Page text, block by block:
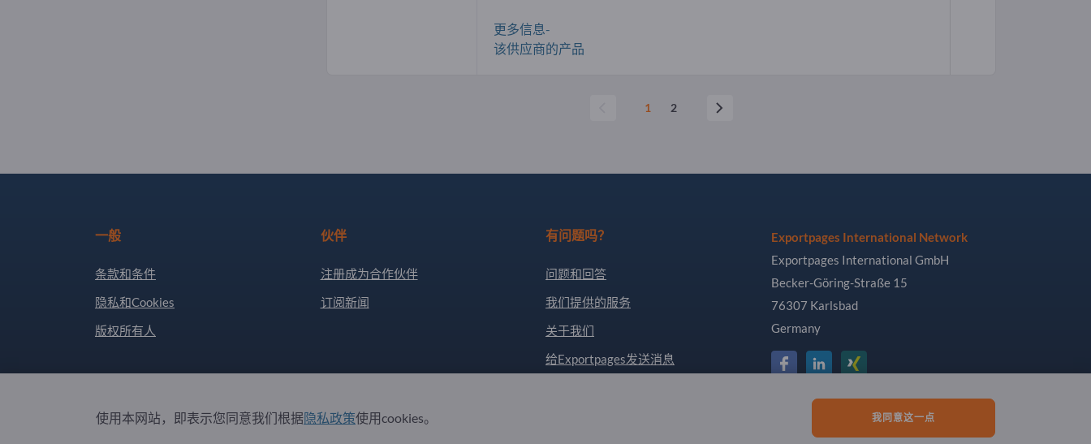
更多信息-
该供应商的产品
1 2
一般
条款和条件
隐私和Cookies
版权所有人
伙伴
注册成为合作伙伴
订阅新闻
有问题吗？
问题和回答
我们提供的服务
关于我们
给Exportpages发送消息
Exportpages International Network
Exportpages International GmbH
Becker-Göring-Straße 15
76307 Karlsbad
Germany
Copyright © 2026 Exportpages International GmbH. All Rights Reserved.
使用本网站，即表示您同意我们根据隐私政策使用cookies。 我同意这一点